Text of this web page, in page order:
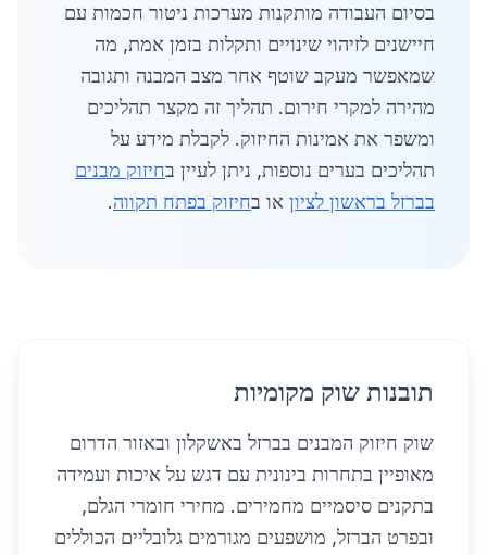
בסיום העבודה מותקנות מערכות ניטור חכמות עם
חיישנים לזיהוי שינויים ותקלות בזמן אמת, מה
שמאפשר מעקב שוטף אחר מצב המבנה ותגובה
מהירה למקרי חירום. תהליך זה מקצר תהליכים
ומשפר את אמינות החיזוק. לקבלת מידע על
תהליכים בערים נוספות, ניתן לעיין בחיזוק מבנים
בברזל בראשון לציון או בחיזוק בפתח תקווה.
תובנות שוק מקומיות
שוק חיזוק המבנים בברזל באשקלון ובאזור הדרום
מאופיין בתחרות בינונית עם דגש על איכות ועמידה
בתקנים סיסמיים מחמירים. מחירי חומרי הגלם,
ובפרט הברזל, מושפעים מגורמים גלובליים הכוללים